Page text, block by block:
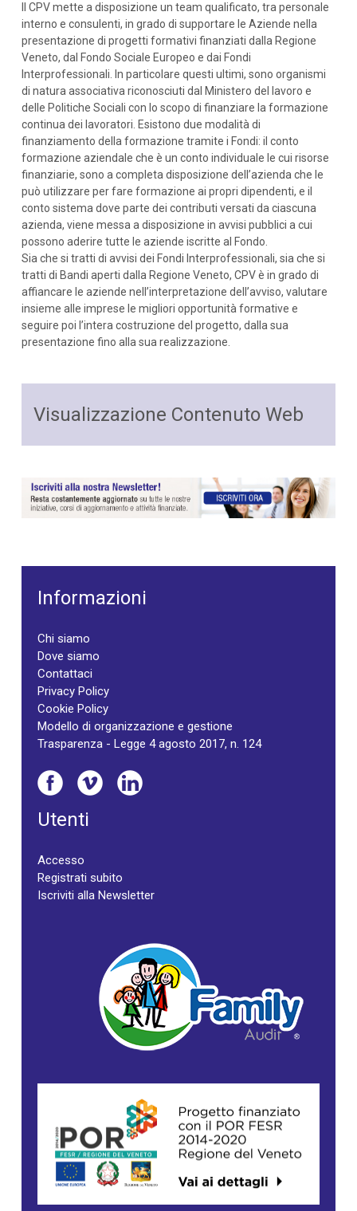
Il CPV mette a disposizione un team qualificato, tra personale
interno e consulenti, in grado di supportare le Aziende nella
presentazione di progetti formativi finanziati dalla Regione
Veneto, dal Fondo Sociale Europeo e dai Fondi
Interprofessionali. In particolare questi ultimi, sono organismi
di natura associativa riconosciuti dal Ministero del lavoro e
delle Politiche Sociali con lo scopo di finanziare la formazione
continua dei lavoratori. Esistono due modalità di
finanziamento della formazione tramite i Fondi: il conto
formazione aziendale che è un conto individuale le cui risorse
finanziarie, sono a completa disposizione dell’azienda che le
può utilizzare per fare formazione ai propri dipendenti, e il
conto sistema dove parte dei contributi versati da ciascuna
azienda, viene messa a disposizione in avvisi pubblici a cui
possono aderire tutte le aziende iscritte al Fondo.
Sia che si tratti di avvisi dei Fondi Interprofessionali, sia che si
tratti di Bandi aperti dalla Regione Veneto, CPV è in grado di
affiancare le aziende nell’interpretazione dell’avviso, valutare
insieme alle imprese le migliori opportunità formative e
seguire poi l’intera costruzione del progetto, dalla sua
presentazione fino alla sua realizzazione.
Visualizzazione Contenuto Web
Informazioni
Chi siamo
Dove siamo
Contattaci
Privacy Policy
Cookie Policy
Modello di organizzazione e gestione
Trasparenza - Legge 4 agosto 2017, n. 124
Utenti
Accesso
Registrati subito
Iscriviti alla Newsletter